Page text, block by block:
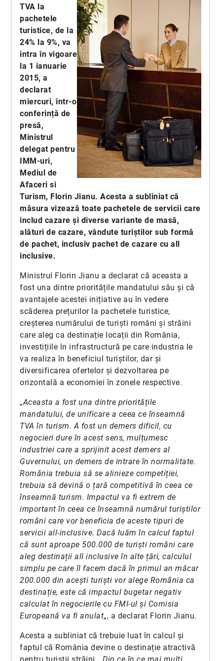
TVA la
pachetele
turistice, de la
24% la 9%, va
intra în vigoare
la 1 ianuarie
2015, a
declarat
miercuri, într-o
conferință de
presă,
Ministrul
delegat pentru
IMM-uri,
Mediul de
Afaceri si
Turism, Florin Jianu. Acesta a subliniat că
măsura vizează toate pachetele de servicii care
includ cazare și diverse variante de masă,
alături de cazare, vândute turiștilor sub formă
de pachet, inclusiv pachet de cazare cu all
inclusive.
Ministrul Florin Jianu a declarat că aceasta a
fost una dintre prioritățile mandatului său și că
avantajele acestei inițiative au în vedere
scăderea prețurilor la pachetele turistice,
creșterea numărului de turiști români și străini
care aleg ca destinație locații din România,
investițiile în infrastructură pe care industria le
va realiza în beneficiul turiștilor, dar și
diversificarea ofertelor și dezvoltarea pe
orizontală a economiei în zonele respective.
„Aceasta a fost una dintre prioritățile
mandatului, de unificare a ceea ce înseamnă
TVA în turism. A fost un demers dificil, cu
negocieri dure în acest sens, mulțumesc
industriei care a sprijinit acest demers al
Guvernului, un demers de intrare în normalitate.
România trebuia să se alinieze competiției,
trebuia să devină o țară competitivă în ceea ce
înseamnă turism. Impactul va fi extrem de
important în ceea ce înseamnă numărul turiștilor
români care vor beneficia de aceste tipuri de
servicii all-inclusive. Dacă luăm în calcul faptul
că sunt aproape 500.000 de turiști români care
aleg destinații all inclusive în alte țări, calculul
simplu pe care îl facem dacă în primul an măcar
200.000 din acești turiști vor alege România ca
destinație, este că impactul bugetar negativ
calculat în negocierile cu FMI-ul și Comisia
Europeană va fi anulat„, a declarat Florin Jianu.
Acesta a subliniat că trebuie luat în calcul și
faptul că România devine o destinație atractivă